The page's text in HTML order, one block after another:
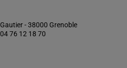
- 38000 Grenoble
76 12 18 70